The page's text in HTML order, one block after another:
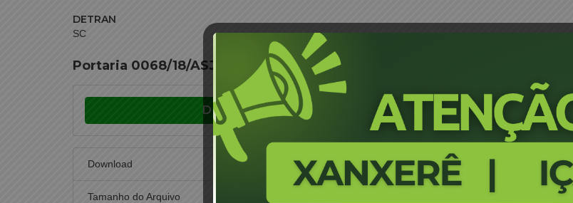
DETRAN
SC
Portaria 0068/18/ASJUR – Credenciamento Despachante Trânsito – Itajaí
Download
Download 526
Tamanho do Arquivo
Portaria 0068/18/
Itajaí